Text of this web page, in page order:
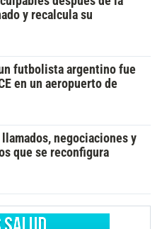
y recalcula su
futbolista argentino fue
en un aeropuerto de
negociaciones y
que se reconfigura